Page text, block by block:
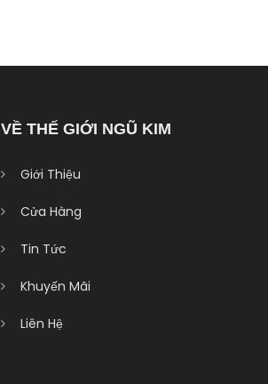
VỀ THẾ GIỚI NGŨ KIM
Giới Thiệu
Cửa Hàng
Tin Tức
Khuyến Mãi
Liên Hệ